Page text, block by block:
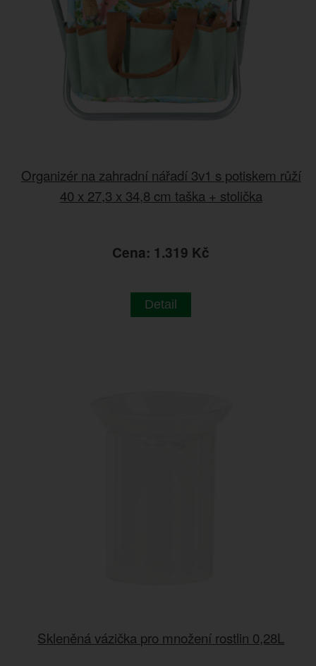
Organizér na zahradní nářadí 3v1 s potiskem růží
40 x 27,3 x 34,8 cm taška + stolička
Cena: 1.319 Kč
Detail
Skleněná vázička pro množení rostlin 0,28L